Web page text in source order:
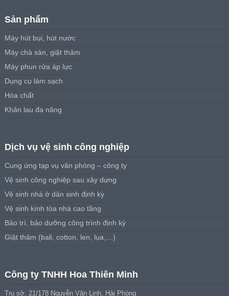
Sản phẩm
Máy hút bụi, hút nước
Máy chà sàn, giặt thảm
Máy phun rửa áp lực
Dụng cụ làm sạch
Hóa chất
Khăn lau đa năng
Dịch vụ vệ sinh công nghiệp
Cung ứng tạp vụ văn phòng – công ty
Vệ sinh công nghiệp sau xây dựng
Vệ sinh nhà ở dân sinh định kỳ
Vệ sinh kính tòa nhà cao tầng
Bảo trì, bảo dưỡng công trình định kỳ
Giặt thảm (bali, cotton, len, lụa,…)
Công ty TNHH Hoa Thiên Minh
Trụ sở: 21/178 Nguyễn Văn Linh, Hải Phòng